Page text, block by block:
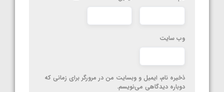
وب‌ سایت
ذخیره نام، ایمیل و وبسایت من در مرورگر برای زمانی که
دوباره دیدگاهی می‌نویسم.